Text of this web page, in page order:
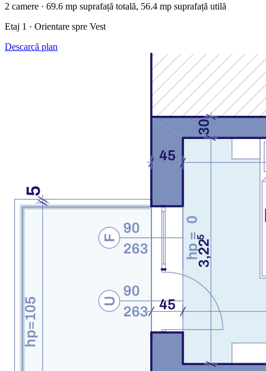
2 camere · 69.6 mp suprafață totală, 56.4 mp suprafață utilă
Etaj 1 · Orientare spre Vest
Descarcă plan